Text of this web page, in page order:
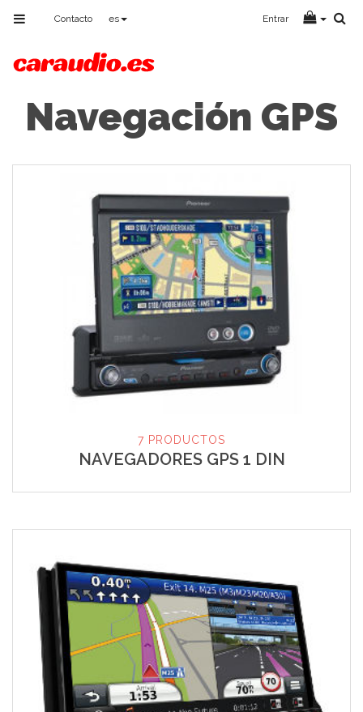
Toggle
navigation
Contacto es Entrar
Navegación GPS
7 PRODUCTOS
NAVEGADORES GPS 1 DIN